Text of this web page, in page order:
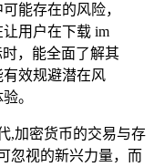
能存在的风险，
用户在下载 im
时，能全面了解其
效规避潜在风
。
,加密货币的交易与存
忽视的新兴力量，而